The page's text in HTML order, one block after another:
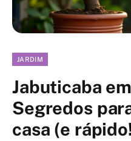
JARDIM
Jabuticaba
Segredos
casa (e